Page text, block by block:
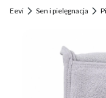
Eevi Sen i pielęgnacja